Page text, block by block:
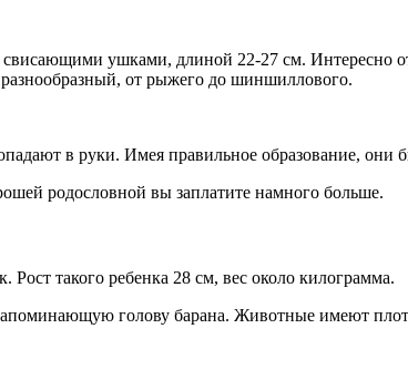
свисающими ушками, длиной 22-27 см.
от рыжего до шиншиллового.
в руки. Имея правильное образование, они
родословной вы заплатите намного больше.
такого ребенка 28 см, вес около килограмма.
голову барана. Животные имеют